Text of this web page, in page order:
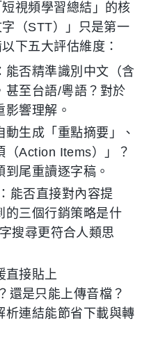
視頻學習總結」的核
（STT）」只是第一
下五大評估維度：
能否精準識別中文（含
甚至台語/粵語？對於
響理解。
動生成「重點摘要」、
（Action Items）」？
尾重讀逐字稿。
：能否直接對內容提
的三個行銷策略是什
搜尋更符合人類思
直接貼上
還是只能上傳音檔？
析連結能節省下載與轉